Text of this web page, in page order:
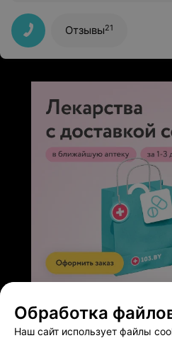
благодарность Оксане Александровне,
работает в первую смену в
восхищена её работой,
очень терпелива к людям и
уходят от её здоровыми, я
делает свое дело с любовью к
Отзывы21
Обработка
Наш сайт использует файлы